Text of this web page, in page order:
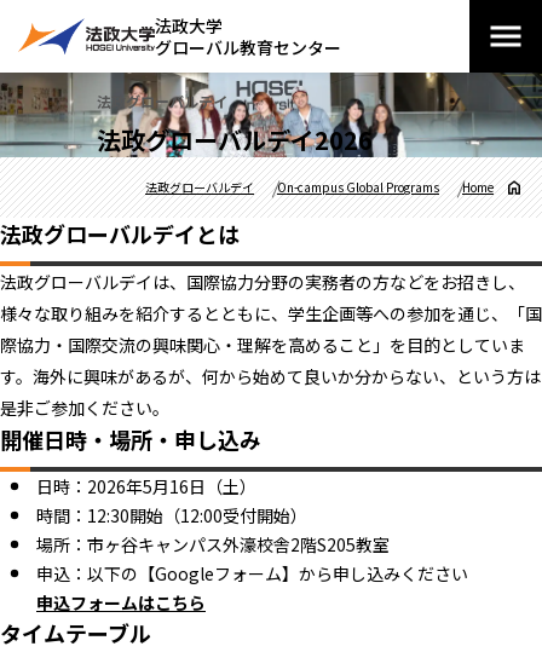
法政大学
グローバル教育センター
法政グローバルデイ
法政グローバルデイ2026
Home
On-campus Global Programs
法政グローバルデイ
法政グローバルデイとは
法政グローバルデイは、国際協力分野の実務者の方などをお招きし、
様々な取り組みを紹介するとともに、学生企画等への参加を通じ、「国
際協力・国際交流の興味関心・理解を高めること」を目的としていま
す。海外に興味があるが、何から始めて良いか分からない、という方は
是非ご参加ください。
開催日時・場所・申し込み
日時：2026年5月16日（土）
時間：12:30開始（12:00受付開始）
場所：市ヶ谷キャンパス外濠校舎2階S205教室
申込：以下の【Googleフォーム】から申し込みください
申込フォームはこちら
タイムテーブル